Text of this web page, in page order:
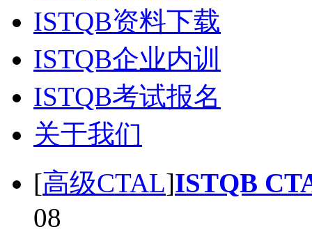
ISTQB资料下载
ISTQB企业内训
ISTQB考试报名
关于我们
[高级CTAL]ISTQB
08